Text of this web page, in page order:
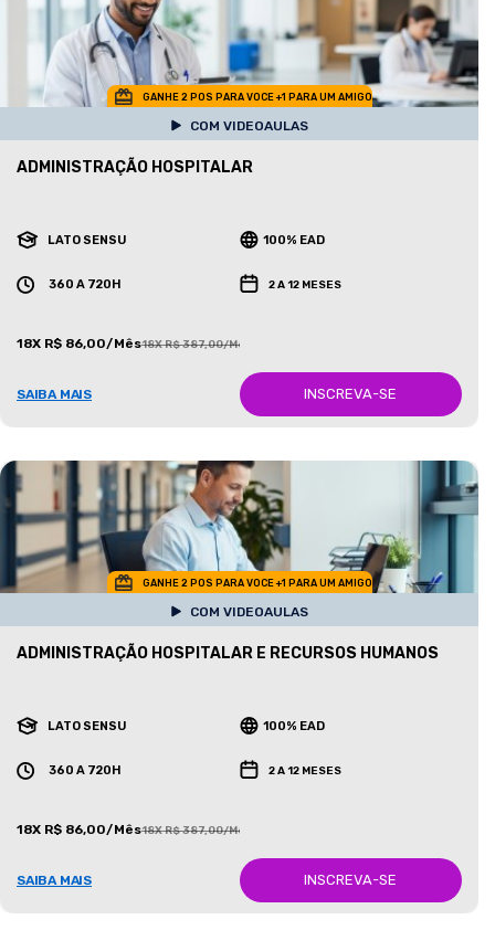
GANHE 2 POS PARA VOCE +1 PARA UM AMIGO
COM VIDEOAULAS
ADMINISTRAÇÃO HOSPITALAR
LATO SENSU 100% EAD
360 A 720H 2 A 12 MESES
18X R$ 86,00/Mês18X R$ 387,00/Mês
SAIBA MAIS INSCREVA-SE
GANHE 2 POS PARA VOCE +1 PARA UM AMIGO
COM VIDEOAULAS
ADMINISTRAÇÃO HOSPITALAR E RECURSOS HUMANOS
LATO SENSU 100% EAD
360 A 720H 2 A 12 MESES
18X R$ 86,00/Mês18X R$ 387,00/Mês
SAIBA MAIS INSCREVA-SE